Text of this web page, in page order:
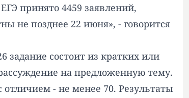
принято 4459 заявлений,
не позднее 22 июня», - говорится
задание состоит из кратких или
на предложенную тему.
отличием - не менее 70. Результаты